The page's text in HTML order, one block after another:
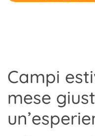
Campi
mese